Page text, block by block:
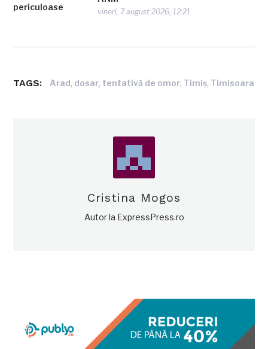
vineri, 7 august 2026, 12:21
TAGS: Arad, dosar, tentativă de omor, Timiş, Timisoara
Cristina Mogos
Autor la ExpressPress.ro